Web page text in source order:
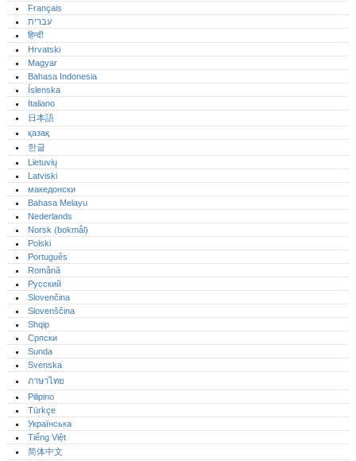
Français
עברית
हिन्दी
Hrvatski
Magyar
Bahasa Indonesia
Íslenska
Italiano
日本語
қазақ
한글
Lietuvių
Latviski
македонски
Bahasa Melayu
Nederlands
Norsk (bokmål)‎
Polski
Português‎
Română
Русский
Slovenčina
Slovenščina
Shqip
Српски
Sunda
Svenska
ภาษาไทย
Pilipino
Türkçe
Українська
Tiếng Việt
简体中文